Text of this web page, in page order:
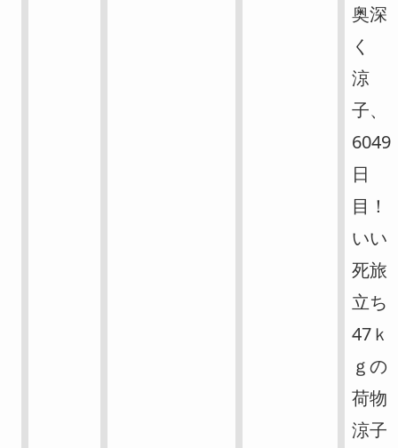
奥深
く
涼
子、
6049
日
目！
いい
死旅
立ち
47ｋ
ｇの
荷物
涼子